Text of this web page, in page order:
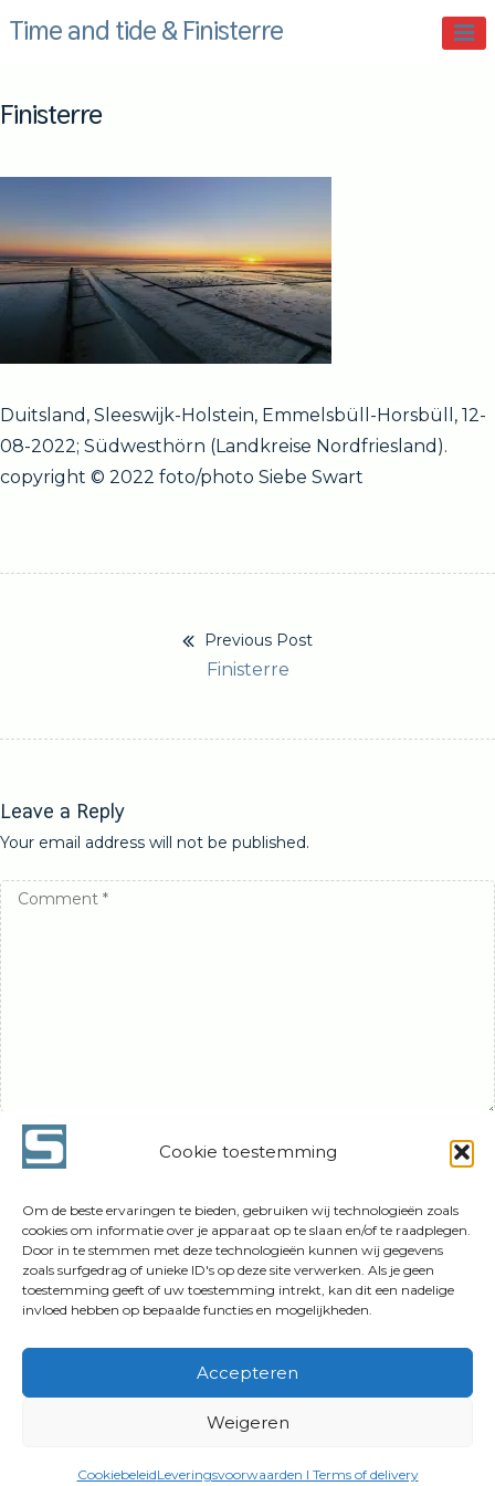
Cookie toestemming
Om de beste ervaringen te bieden, gebruiken wij technologieën zoals
cookies om informatie over je apparaat op te slaan en/of te raadplegen.
Door in te stemmen met deze technologieën kunnen wij gegevens
zoals surfgedrag of unieke ID's op deze site verwerken. Als je geen
toestemming geeft of uw toestemming intrekt, kan dit een nadelige
invloed hebben op bepaalde functies en mogelijkheden.
Accepteren
Weigeren
CookiebeleidLeveringsvoorwaarden I Terms of delivery
toTime and tide & Finisterre
Finisterre
Duitsland, Sleeswijk-Holstein, Emmelsbüll-Horsbüll, 12-
08-2022; Südwesthörn (Landkreise Nordfriesland).
copyright © 2022 foto/photo Siebe Swart
Previous Post
Previous
Finisterre
Leave a Reply
Your email address will not be published.
Comment
*
Name
Email
Website
© 2025 Siebe Swart
LinkedinInstagram
Vimeo